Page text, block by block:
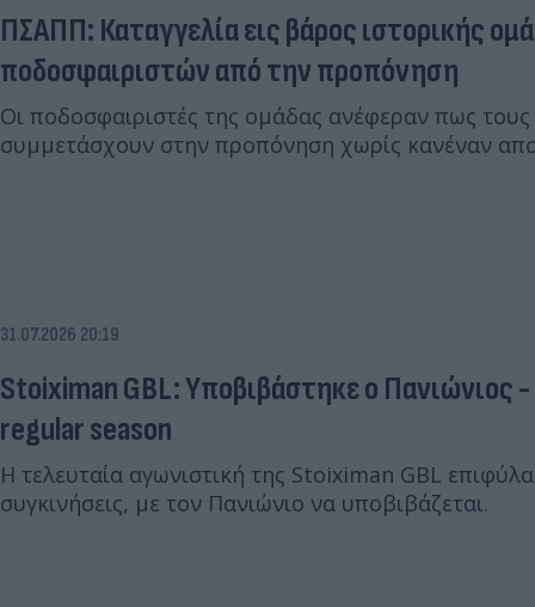
ΠΣΑΠΠ: Καταγγελία εις βάρος ιστορικής
ποδοσφαιριστών από την προπόνηση
Οι ποδοσφαιριστές της ομάδας ανέφεραν πως
συμμετάσχουν στην προπόνηση χωρίς κανέναν
31.07.2026 20:19
Stoiximan GBL: Υποβιβάστηκε ο Πανιώνιος - Η τελική βαθμολογία της
regular season
Η τελευταία αγωνιστική της Stoiximan GBL
συγκινήσεις, με τον Πανιώνιο να υποβιβάζεται.